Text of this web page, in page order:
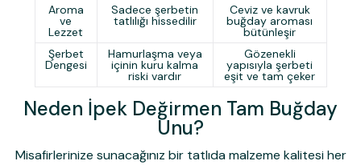
Aroma
ve
Lezzet
Sadece şerbetin
tatlılığı hissedilir
Ceviz ve kavruk
buğday aroması
bütünleşir
Şerbet
Dengesi
Hamurlaşma veya
içinin kuru kalma
riski vardır
Gözenekli
yapısıyla şerbeti
eşit ve tam çeker
Neden İpek Değirmen Tam Buğday
Unu?
Misafirlerinize sunacağınız bir tatlıda malzeme kalitesi her